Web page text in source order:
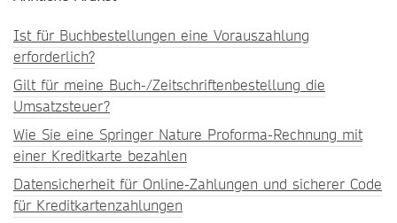
Ist für Buchbestellungen eine Vorauszahlung
erforderlich?
Gilt für meine Buch-/Zeitschriftenbestellung die
Umsatzsteuer?
Wie Sie eine Springer Nature Proforma-Rechnung mit
einer Kreditkarte bezahlen
Datensicherheit für Online-Zahlungen und sicherer Code
für Kreditkartenzahlungen